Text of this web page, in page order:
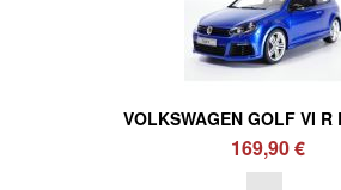
VOLKSWAGEN GOLF VI R
169,90 €